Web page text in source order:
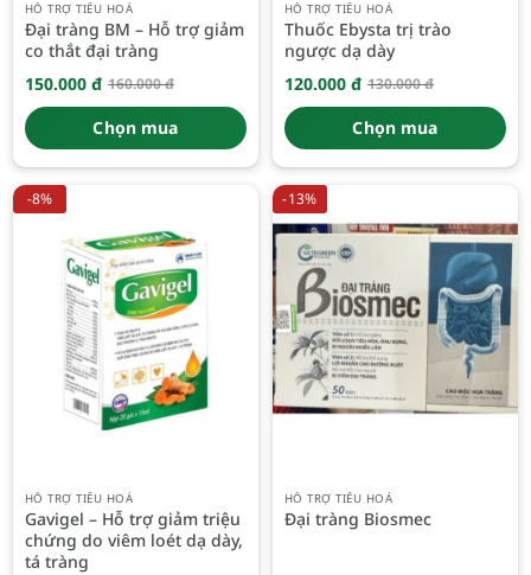
HỖ TRỢ TIÊU HOÁ
Đại tràng BM – Hỗ trợ giảm
co thắt đại tràng
160.000đ
Giá
gốc
là:
160.000 đ.
150.000 đ
Giá
hiện
tại
là:
150.000 đ.
Chọn mua
HỖ TRỢ TIÊU HOÁ
Thuốc Ebysta trị trào
ngược dạ dày
130.000đ
Giá
gốc
là:
130.000 đ.
120.000 đ
Giá
hiện
tại
là:
120.000 đ.
Chọn mua
-8%
HỖ TRỢ TIÊU HOÁ
Gavigel – Hỗ trợ giảm triệu
chứng do viêm loét dạ dày,
tá tràng
-13%
HỖ TRỢ TIÊU HOÁ
Đại tràng Biosmec